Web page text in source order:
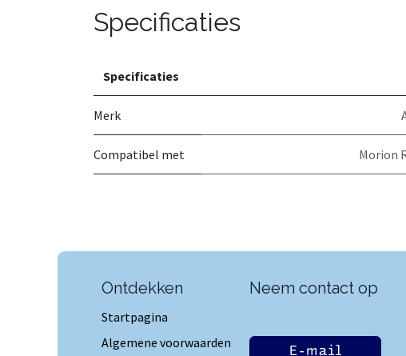
Specificaties
Specificaties
Merk
Compatibel met Morion
Ontdekken
Startpagina
Algemene voorwaarden
Neem contact op
E-mail